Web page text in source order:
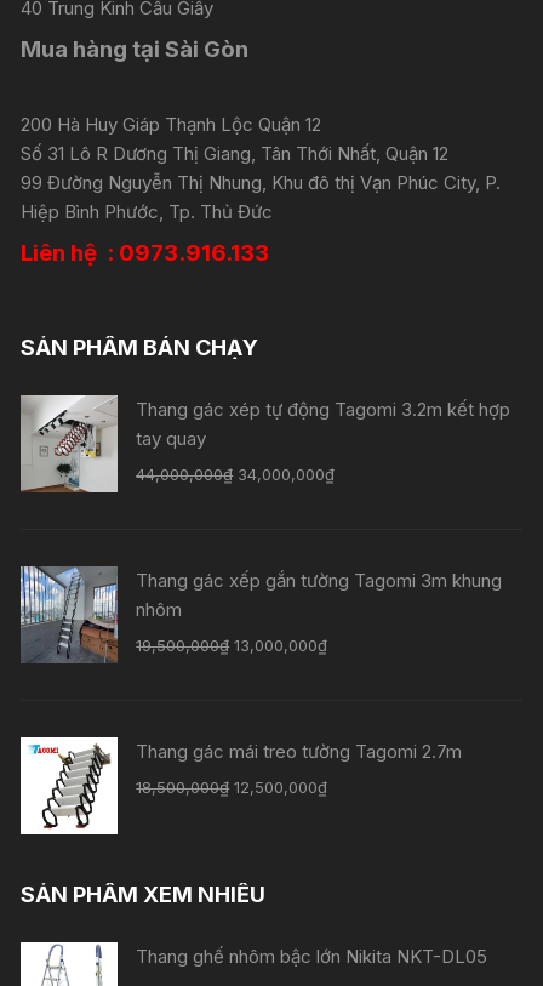
40 Trung Kinh Cầu Giấy
Mua hàng tại Sài Gòn
200 Hà Huy Giáp Thạnh Lộc Quận 12
Số 31 Lô R Dương Thị Giang, Tân Thới Nhất, Quận 12
99 Đường Nguyễn Thị Nhung, Khu đô thị Vạn Phúc City, P.
Hiệp Bình Phước, Tp. Thủ Đức
Liên hệ : 0973.916.133
SẢN PHẨM BÁN CHẠY
Thang gác xép tự động Tagomi 3.2m kết hợp
tay quay
44,000,000₫ 34,000,000₫
Thang gác xếp gắn tường Tagomi 3m khung
nhôm
19,500,000₫ 13,000,000₫
Thang gác mái treo tường Tagomi 2.7m
18,500,000₫ 12,500,000₫
SẢN PHẨM XEM NHIỀU
Thang ghế nhôm bậc lớn Nikita NKT-DL05